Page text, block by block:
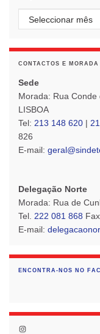
CONTACTOS E MORADA
Sede
Morada: Rua Conde
LISBOA
Tel: 213 148 620 |
826
E-mail:
Delegação Norte
Morada: Rua de
Tel. 222 081 868
E-mail:
ENCONTRA-NOS NO
Instagram